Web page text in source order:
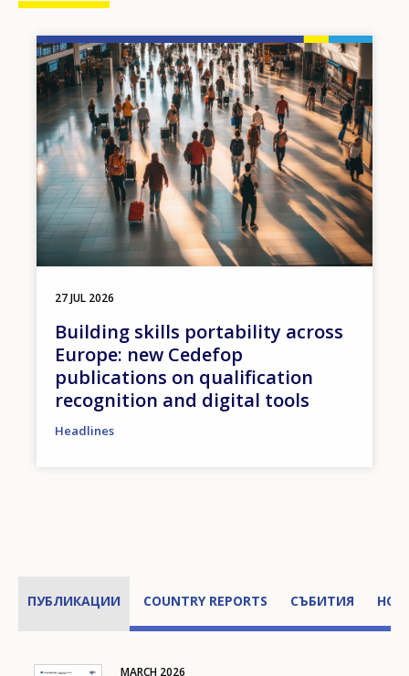
Image
27 JUL 2026
Building skills portability across
Europe: new Cedefop
publications on qualification
recognition and digital tools
Headlines
ПУБЛИКАЦИИ COUNTRY REPORTS СЪБИТИЯ
MARCH 2026